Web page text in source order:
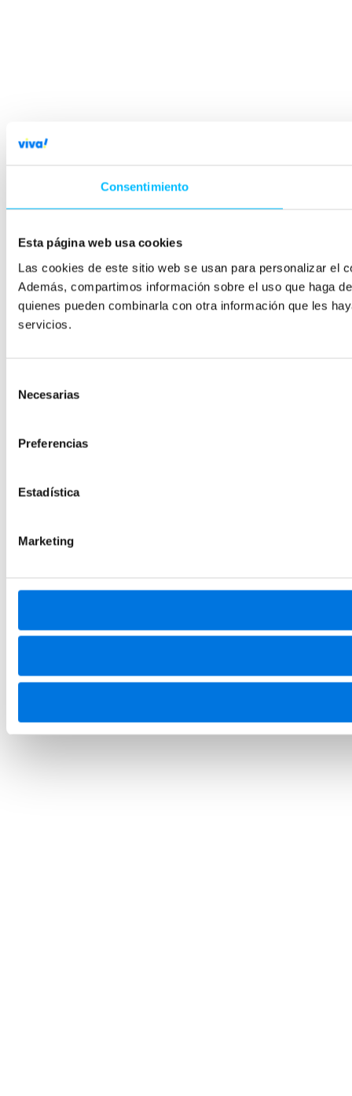
Consentimiento
Esta página web usa cookies
Las cookies de este sitio web se usan para personalizar el
Además, compartimos información sobre el uso que haga
quienes pueden combinarla con otra información que les
servicios.
Necesarias
Preferencias
Estadística
Marketing